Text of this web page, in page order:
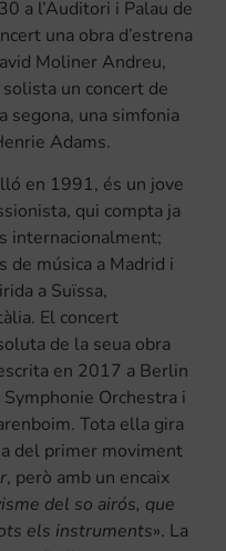
a l’Auditori i Palau de
una obra d’estrena
Moliner Andreu,
un concert de
segona, una simfonia
Adams.
en 1991, és un jove
qui compta ja
internacionalment;
de música a Madrid i
a Suïssa,
El concert
de la seua obra
en 2017 a Berlin
Orchestra i
Tota ella gira
del primer moviment
, però amb un encaix
del so airós, que
els instruments». La